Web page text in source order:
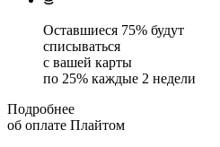
Оставшиеся 75% будут
списываться
с вашей карты
по 25% каждые 2 недели
Подробнее
об оплате Плайтом